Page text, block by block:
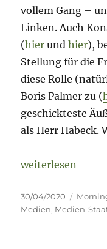
vollem Gang –
Linken. Auch
(hier undhier),
Stellung für die
diese Rolle
Boris Palmer zu (
geschickteste
als Herr Habeck.
„Morning
weiterlesen
Veröffentlicht
am
30/04/2020
Medien, Medien-